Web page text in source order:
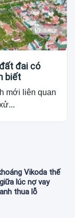
đai có
biết
mới liên quan
Vikoda thế
lúc nợ vay
thua lỗ